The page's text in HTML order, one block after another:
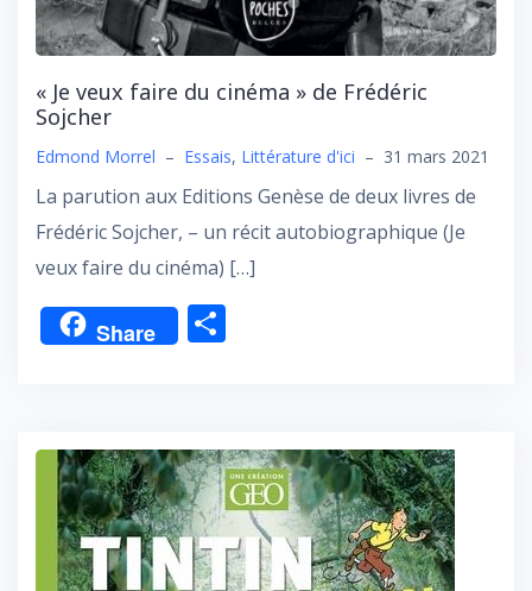
« Je veux faire du cinéma » de Frédéric
Sojcher
Edmond Morrel – Essais, Littérature d'ici – 31 mars 2021
La parution aux Editions Genèse de deux livres de
Frédéric Sojcher, – un récit autobiographique (Je
veux faire du cinéma) […]
Share
g
er